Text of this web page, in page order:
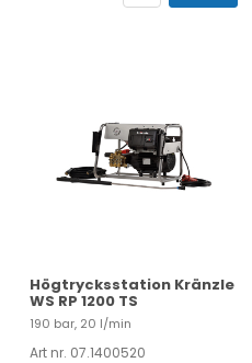
Högtrycksstation Kränzle
WS RP 1200 TS
190 bar, 20 l/min
Art nr. 07.1400520